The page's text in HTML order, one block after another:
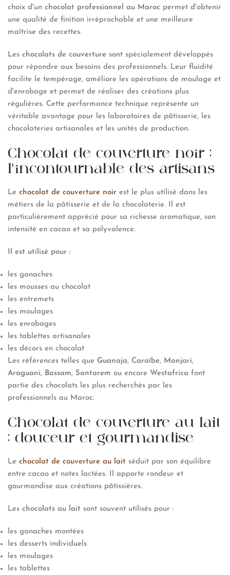
choix d'un chocolat professionnel au Maroc permet d'obtenir
une qualité de finition irréprochable et une meilleure
maîtrise des recettes.
Les chocolats de couverture sont spécialement développés
pour répondre aux besoins des professionnels. Leur fluidité
facilite le tempérage, améliore les opérations de moulage et
d'enrobage et permet de réaliser des créations plus
régulières. Cette performance technique représente un
véritable avantage pour les laboratoires de pâtisserie, les
chocolateries artisanales et les unités de production.
Chocolat de couverture noir :
l'incontournable des artisans
Le chocolat de couverture noir est le plus utilisé dans les
métiers de la pâtisserie et de la chocolaterie. Il est
particulièrement apprécié pour sa richesse aromatique, son
intensité en cacao et sa polyvalence.
Il est utilisé pour :
les ganaches
les mousses au chocolat
les entremets
les moulages
les enrobages
les tablettes artisanales
les décors en chocolat
Les références telles que Guanaja, Caraïbe, Manjari,
Araguani, Bassam, Santarem ou encore Westafrica font
partie des chocolats les plus recherchés par les
professionnels au Maroc.
Chocolat de couverture au lait
: douceur et gourmandise
Le chocolat de couverture au lait séduit par son équilibre
entre cacao et notes lactées. Il apporte rondeur et
gourmandise aux créations pâtissières.
Les chocolats au lait sont souvent utilisés pour :
les ganaches montées
les desserts individuels
les moulages
les tablettes